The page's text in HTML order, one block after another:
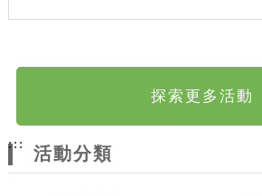
探索更多活動
:::
活動分類